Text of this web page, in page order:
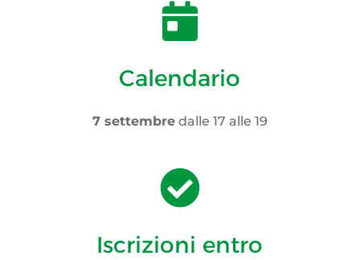

Calendario
7 settembredalle 17 alle 19

Iscrizioni entro